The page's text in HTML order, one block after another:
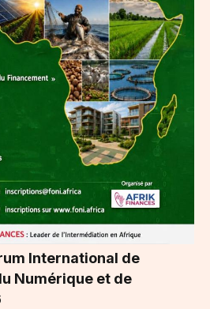
International de
Numérique et de